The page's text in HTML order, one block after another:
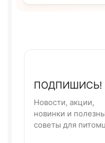
ПОДПИШИСЬ!
Новости, акции,
новинки и
советы для